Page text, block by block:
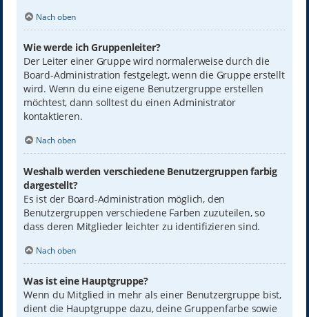
Nach oben
Wie werde ich Gruppenleiter?
Der Leiter einer Gruppe wird normalerweise durch die
Board-Administration festgelegt, wenn die Gruppe erstellt
wird. Wenn du eine eigene Benutzergruppe erstellen
möchtest, dann solltest du einen Administrator
kontaktieren.
Nach oben
Weshalb werden verschiedene Benutzergruppen farbig
dargestellt?
Es ist der Board-Administration möglich, den
Benutzergruppen verschiedene Farben zuzuteilen, so
dass deren Mitglieder leichter zu identifizieren sind.
Nach oben
Was ist eine Hauptgruppe?
Wenn du Mitglied in mehr als einer Benutzergruppe bist,
dient die Hauptgruppe dazu, deine Gruppenfarbe sowie